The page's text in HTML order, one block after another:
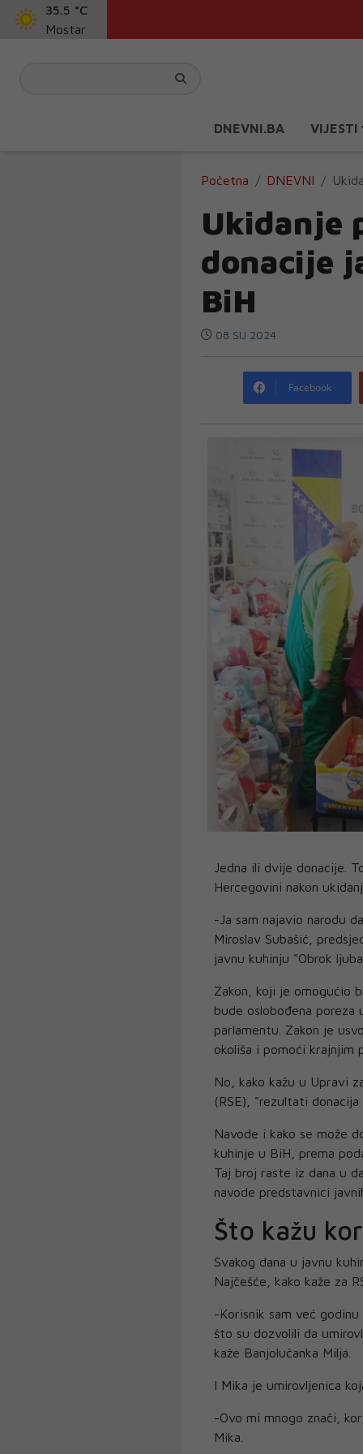
35.5 °C
Mostar
DNEVNI.BA VIJESTI
Početna DNEVNI
Ukidanje
donacije
BiH
08 SIJ 2024
Facebook
Jedna ili dvije donacije.
Hercegovini nakon
-Ja sam najavio narodu
Miroslav Subašić,
javnu kuhinju "Obrok
Zakon, koji je omogućio
bude oslobođena
parlamentu. Zakon je
okoliša i pomoći krajnjim
No, kako kažu u Upravi
(RSE), "rezultati donacija
Navode i kako se može
kuhinje u BiH, prema
Taj broj raste iz dana u
navode predstavnici
Što kažu
Svakog dana u javnu
Najčešće, kako kaže za
-Korisnik sam već
što su dozvolili da
kaže Banjolučanka Milja.
I Mika je umirovljenica
-Ovo mi mnogo znači,
Mika.